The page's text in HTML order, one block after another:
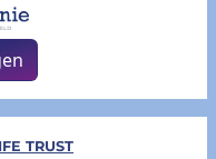
TRUST